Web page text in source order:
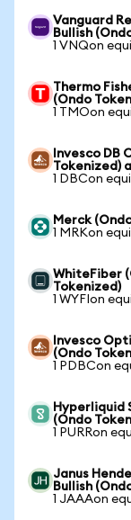
Vanguard
Bullish
1 VNQon
Thermo
(Ondo
1 TMOon
Invesco DB
Tokenized)
1 DBCon
Merck
1 MRKon
WhiteFiber
Tokenized)
1 WYFIon
Invesco
(Ondo
1 PDBCon
Hyperliquid
(Ondo
1 PURRon
Janus
Bullish
1 JAAAon